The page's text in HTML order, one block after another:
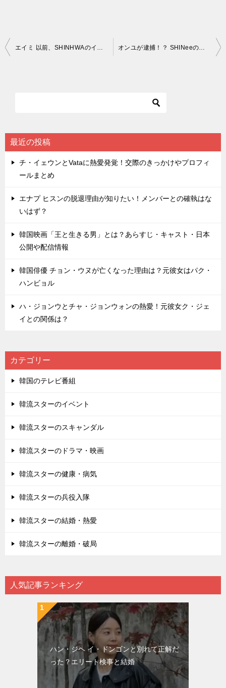
投
シ
ョ
エイミ 以前、SHINHWAのイ・ミヌとも交際していた韓国のお騒がせタレント オンユが逮捕！？ SHINeeのリーダーのトラブルとその後
最近の投稿
チ・イェウンとVataに熱愛発覚！交際のきっかけやプロフィ
ールまとめ
エナプ ヒスンの脱退理由が知りたい！メンバーとの確執はな
いはず？
韓国映画「王と生きる男」とは？あらすじ・キャスト・日本
公開や配信情報
韓国俳優 チョン・ウヌが亡くなった理由は？元彼女はパク・
ハンビョル
ハ・ジョンウとチャ・ジョンウォンの熱愛！元彼女ク・ジェ
イとの関係は？
カテゴリー
韓国のテレビ番組
韓流スターのイベント
韓流スターのスキャンダル
韓流スターのドラマ・映画
韓流スターの健康・病気
韓流スターの兵役入隊
韓流スターの結婚・熱愛
韓流スターの離婚・破局
人気記事ランキング
ハン・ジヘ イ・ドンゴンと別れて正解だ
った？エリート検事と結婚